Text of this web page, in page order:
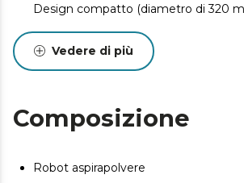
Design compatto (diametro di 320
ristretti, raggiungendo anche gli
Pulizia continua e indipendente.
Personalizza la pulizia dal tuo
modo più comodo possibile.
Vedere di più
Composizione
Robot aspirapolvere